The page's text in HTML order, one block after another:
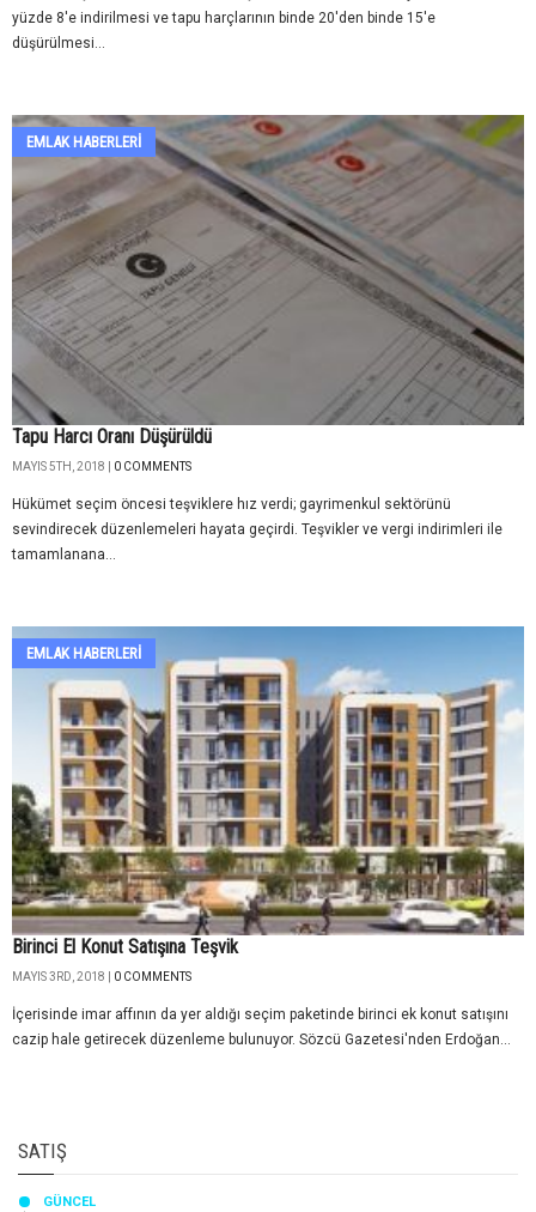
yüzde 8'e indirilmesi ve tapu harçlarının binde 20'den binde 15'e
düşürülmesi...
EMLAK HABERLERI
Tapu Harcı Oranı Düşürüldü
MAYIS 5TH, 2018 | 0 COMMENTS
Hükümet seçim öncesi teşviklere hız verdi; gayrimenkul sektörünü
sevindirecek düzenlemeleri hayata geçirdi. Teşvikler ve vergi indirimleri ile
tamamlanana...
EMLAK HABERLERI
Birinci El Konut Satışına Teşvik
MAYIS 3RD, 2018 | 0 COMMENTS
İçerisinde imar affının da yer aldığı seçim paketinde birinci ek konut satışını
cazip hale getirecek düzenleme bulunuyor. Sözcü Gazetesi'nden Erdoğan...
SATIŞ
GÜNCEL